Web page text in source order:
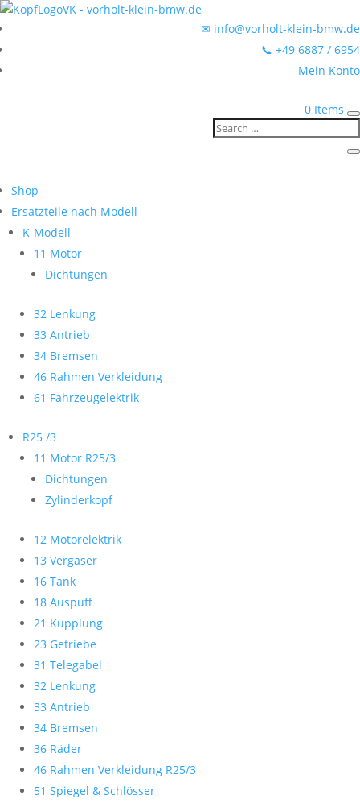
✉ info@vorholt-klein-bmw.de
📞 +49 6887 / 6954
Mein Konto
0 Items
Shop
Ersatzteile nach Modell
K-Modell
11 Motor
Dichtungen
32 Lenkung
33 Antrieb
34 Bremsen
46 Rahmen Verkleidung
61 Fahrzeugelektrik
R25 /3
11 Motor R25/3
Dichtungen
Zylinderkopf
12 Motorelektrik
13 Vergaser
16 Tank
18 Auspuff
21 Kupplung
23 Getriebe
31 Telegabel
32 Lenkung
33 Antrieb
34 Bremsen
36 Räder
46 Rahmen Verkleidung R25/3
51 Spiegel & Schlösser